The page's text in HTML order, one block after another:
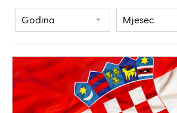
Godina Mjesec